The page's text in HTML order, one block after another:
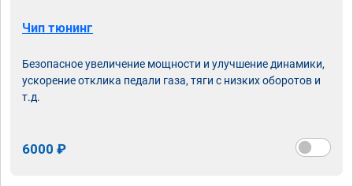
Чип тюнинг
Безопасное увеличение мощности и улучшение динамики,
ускорение отклика педали газа, тяги с низких оборотов и
т.д.
6000 ₽